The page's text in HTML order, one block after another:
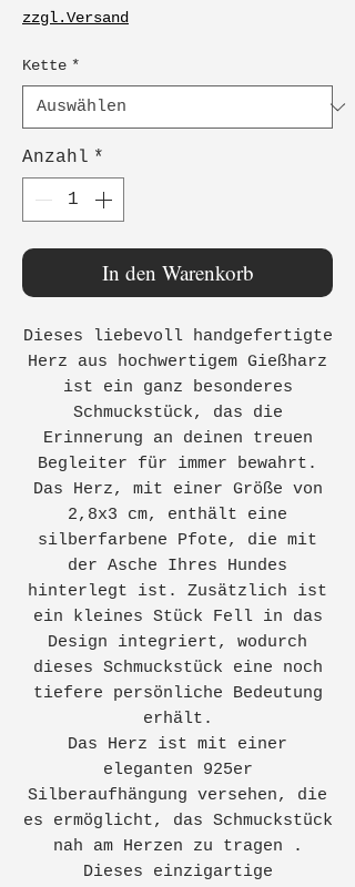
zzgl.Versand
Kette *
Anzahl *
In den Warenkorb
Dieses liebevoll handgefertigte
Herz aus hochwertigem Gießharz
ist ein ganz besonderes
Schmuckstück, das die
Erinnerung an deinen treuen
Begleiter für immer bewahrt.
Das Herz, mit einer Größe von
2,8x3 cm, enthält eine
silberfarbene Pfote, die mit
der Asche Ihres Hundes
hinterlegt ist. Zusätzlich ist
ein kleines Stück Fell in das
Design integriert, wodurch
dieses Schmuckstück eine noch
tiefere persönliche Bedeutung
erhält.
Das Herz ist mit einer
eleganten 925er
Silberaufhängung versehen, die
es ermöglicht, das Schmuckstück
nah am Herzen zu tragen .
Dieses einzigartige